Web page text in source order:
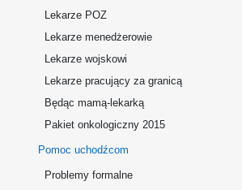
Lekarze POZ
Lekarze menedżerowie
Lekarze wojskowi
Lekarze pracujący za granicą
Będąc mamą-lekarką
Pakiet onkologiczny 2015
Pomoc uchodźcom
Problemy formalne